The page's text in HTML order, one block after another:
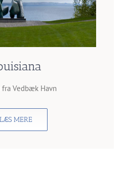
fra Vedbæk Havn
LÆS MERE